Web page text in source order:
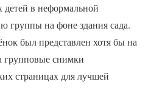
в неформальной
группы на фоне здания сада.
был представлен хотя бы на
групповые снимки
страницах для лучшей